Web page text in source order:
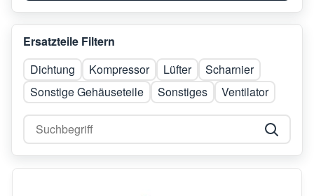
Ersatzteile Filtern
Dichtung
Kompressor Lüfter
Scharnier
Sonstige Gehäuseteile
Sonstiges Ventilator